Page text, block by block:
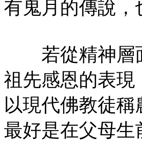
有鬼月的傳說
若從精神層面
祖先感恩的表
以現代佛教徒
最好是在父母